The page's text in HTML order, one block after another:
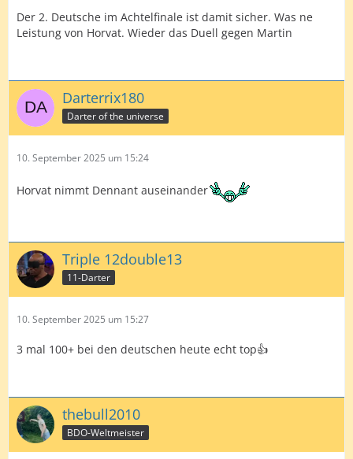
Der 2. Deutsche im Achtelfinale ist damit sicher. Was ne
Leistung von Horvat. Wieder das Duell gegen Martin
Darterrix180
Darter of the universe
10. September 2025 um 15:24
Horvat nimmt Dennant auseinander
Triple 12double13
11-Darter
10. September 2025 um 15:27
3 mal 100+ bei den deutschen heute echt top👍
thebull2010
BDO-Weltmeister